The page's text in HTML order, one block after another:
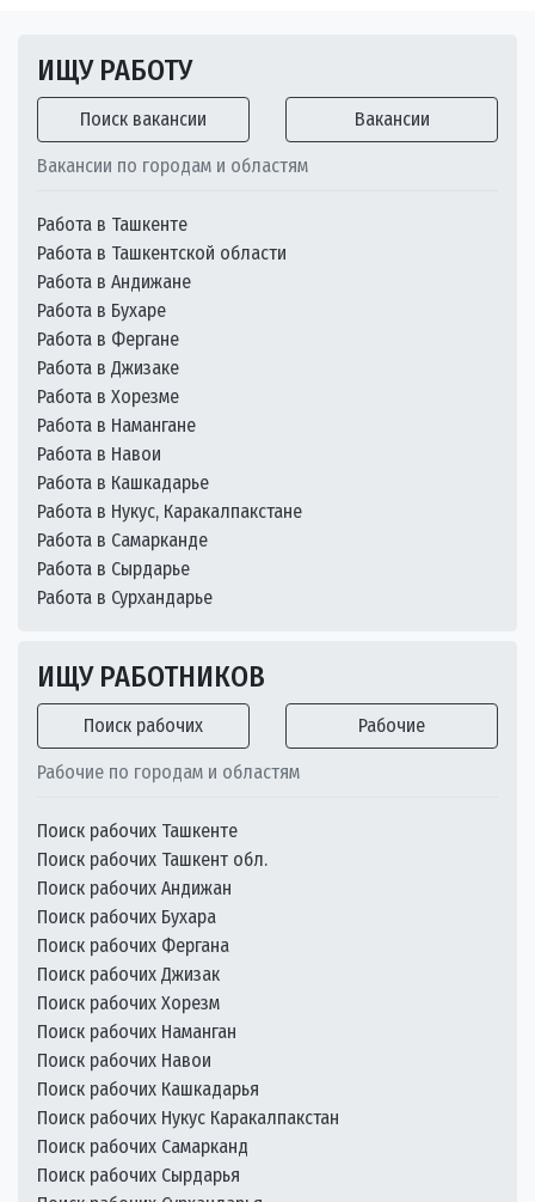
ИЩУ РАБОТУ
Поиск вакансии Вакансии
Вакансии по городам и областям
Работа в Ташкенте
Работа в Ташкентской области
Работа в Андижане
Работа в Бухаре
Работа в Фергане
Работа в Джизаке
Работа в Хорезме
Работа в Намангане
Работа в Навои
Работа в Кашкадарье
Работа в Нукус, Каракалпакстане
Работа в Самарканде
Работа в Сырдарье
Работа в Сурхандарье
ИЩУ РАБОТНИКОВ
Поиск рабочих Рабочие
Рабочие по городам и областям
Поиск рабочих Ташкенте
Поиск рабочих Ташкент обл.
Поиск рабочих Андижан
Поиск рабочих Бухара
Поиск рабочих Фергана
Поиск рабочих Джизак
Поиск рабочих Хорезм
Поиск рабочих Наманган
Поиск рабочих Навои
Поиск рабочих Кашкадарья
Поиск рабочих Нукус Каракалпакстан
Поиск рабочих Самарканд
Поиск рабочих Сырдарья